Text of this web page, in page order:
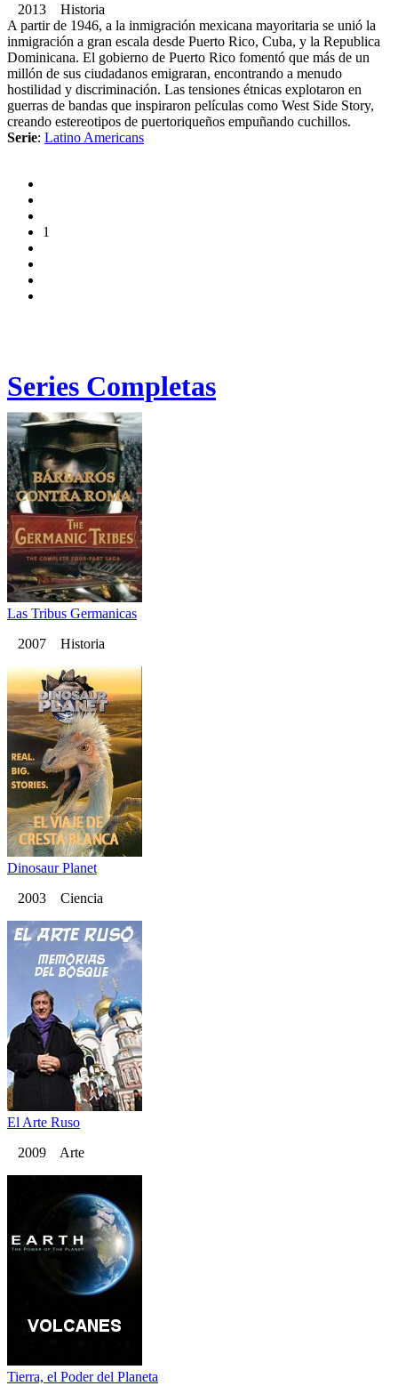
2013 Historia
A partir de 1946, a la inmigración mexicana mayoritaria se unió la
inmigración a gran escala desde Puerto Rico, Cuba, y la Republica
Dominicana. El gobierno de Puerto Rico fomentó que más de un
millón de sus ciudadanos emigraran, encontrando a menudo
hostilidad y discriminación. Las tensiones étnicas explotaron en
guerras de bandas que inspiraron películas como West Side Story,
creando estereotipos de puertoriqueños empuñando cuchillos.
Serie: Latino Americans
1
Series Completas
Las Tribus Germanicas
2007 Historia
Dinosaur Planet
2003 Ciencia
El Arte Ruso
2009 Arte
Tierra, el Poder del Planeta